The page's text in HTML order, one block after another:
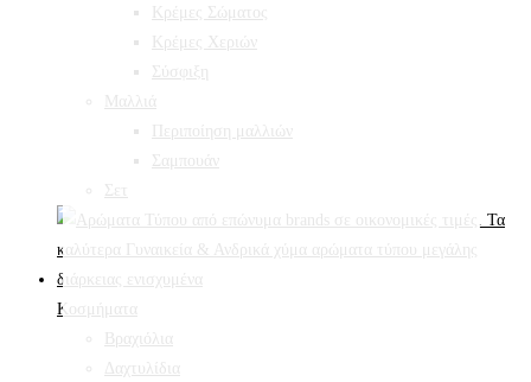
Κρέμες Σώματος
Κρέμες Χεριών
Σύσφιξη
Mαλλιά
Περιποίηση μαλλιών
Σαμπουάν
Σετ
Κοσμήματα
Βραχιόλια
Δαχτυλίδια